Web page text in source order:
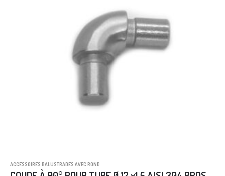
ACCESSOIRES BALUSTRADES AVEC ROND